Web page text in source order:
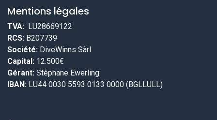
Mentions légales
TVA: LU28669122
RCS: B207739
Société: DiveWinns Sàrl
Capital: 12.500€
Gérant: Stéphane Ewerling
IBAN: LU44 0030 5593 0133 0000 (BGLLULL)